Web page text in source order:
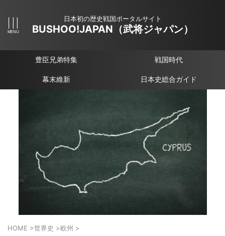
日本初の歴史戦国ポータルサイト
BUSHOO!JAPAN（武将ジャパン）
豊臣兄弟特集 戦国時代
幕末維新 日本史総合ガイド
HOME >世界史 >欧州 >